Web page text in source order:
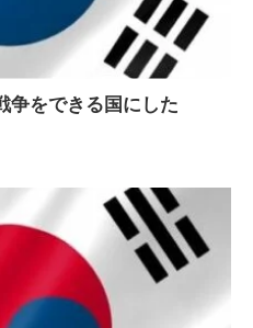
争をできる国にした